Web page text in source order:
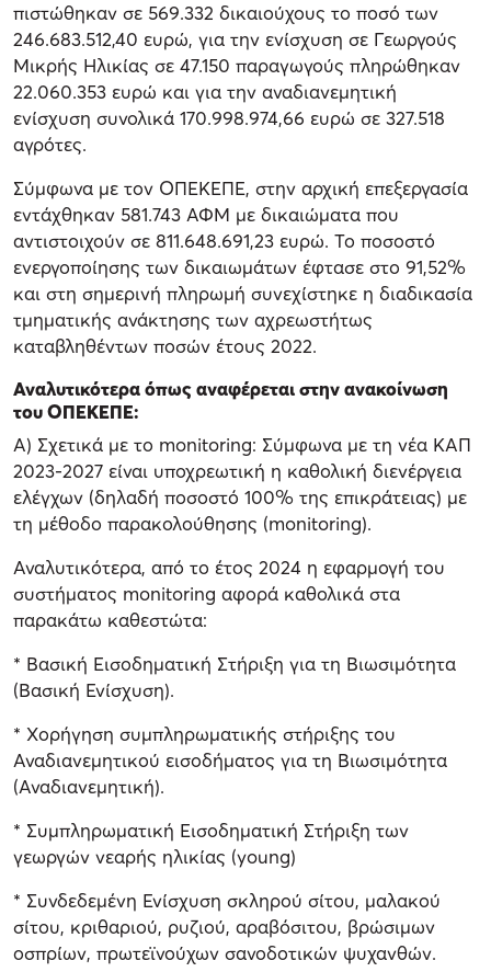
πιστώθηκαν σε 569.332 δικαιούχους το ποσό των
246.683.512,40 ευρώ, για την ενίσχυση σε Γεωργούς
Μικρής Ηλικίας σε 47.150 παραγωγούς πληρώθηκαν
22.060.353 ευρώ και για την αναδιανεμητική
ενίσχυση συνολικά 170.998.974,66 ευρώ σε 327.518
αγρότες.
Σύμφωνα με τον ΟΠΕΚΕΠΕ, στην αρχική επεξεργασία
εντάχθηκαν 581.743 ΑΦΜ με δικαιώματα που
αντιστοιχούν σε 811.648.691,23 ευρώ. Το ποσοστό
ενεργοποίησης των δικαιωμάτων έφτασε στο 91,52%
και στη σημερινή πληρωμή συνεχίστηκε η διαδικασία
τμηματικής ανάκτησης των αχρεωστήτως
καταβληθέντων ποσών έτους 2022.
Αναλυτικότερα όπως αναφέρεται στην ανακοίνωση
του ΟΠΕΚΕΠΕ:
Α) Σχετικά με το monitoring: Σύμφωνα με τη νέα ΚΑΠ
2023-2027 είναι υποχρεωτική η καθολική διενέργεια
ελέγχων (δηλαδή ποσοστό 100% της επικράτειας) με
τη μέθοδο παρακολούθησης (monitoring).
Αναλυτικότερα, από το έτος 2024 η εφαρμογή του
συστήματος monitoring αφορά καθολικά στα
παρακάτω καθεστώτα:
* Βασική Εισοδηματική Στήριξη για τη Βιωσιμότητα
(Βασική Ενίσχυση).
* Χορήγηση συμπληρωματικής στήριξης του
Αναδιανεμητικού εισοδήματος για τη Βιωσιμότητα
(Αναδιανεμητική).
* Συμπληρωματική Εισοδηματική Στήριξη των
γεωργών νεαρής ηλικίας (young)
* Συνδεδεμένη Ενίσχυση σκληρού σίτου, μαλακού
σίτου, κριθαριού, ρυζιού, αραβόσιτου, βρώσιμων
οσπρίων, πρωτεϊνούχων σανοδοτικών ψυχανθών.